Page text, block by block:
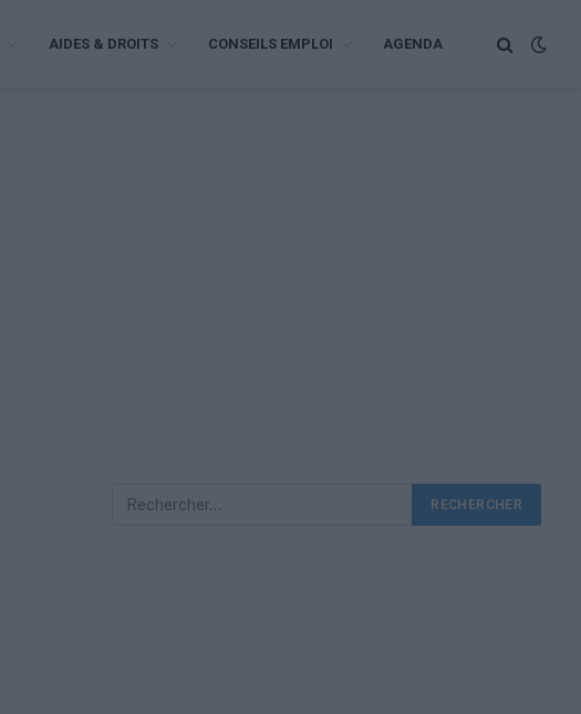
AIDES & DROITS CONSEILS EMPLOI AGENDA